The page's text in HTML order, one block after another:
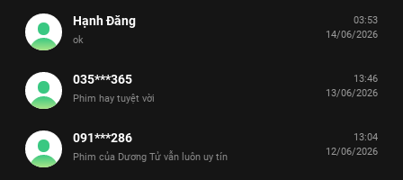
Hạnh Đăng
ok
03:53
14/06/2026
035***365
Phim hay tuyệt vời
13:46
13/06/2026
091***286
Phim của Dương Tử vẫn luôn uy tín
13:04
12/06/2026